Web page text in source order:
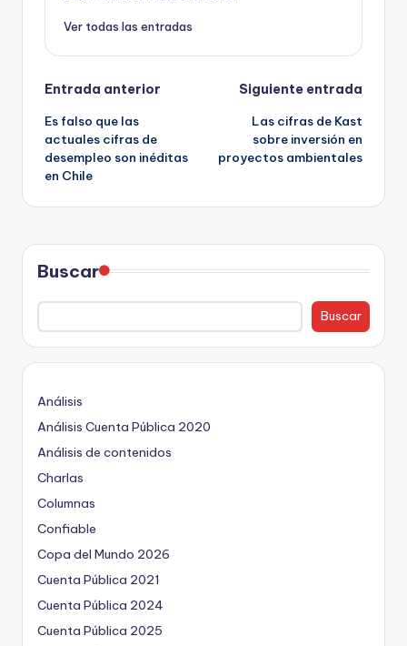
Ver todas las entradas
Navegación
de
entradas
Entrada anterior
Es falso que las
actuales cifras de
desempleo son inéditas
en Chile
Siguiente entrada
Las cifras de Kast
sobre inversión en
proyectos ambientales
Buscar
Buscar
Análisis
Análisis Cuenta Pública 2020
Análisis de contenidos
Charlas
Columnas
Confiable
Copa del Mundo 2026
Cuenta Pública 2021
Cuenta Pública 2024
Cuenta Pública 2025